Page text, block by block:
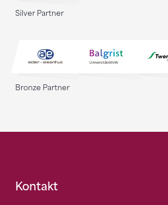
Silver Partner
Bronze Partner
Fusszeile
Kontakt